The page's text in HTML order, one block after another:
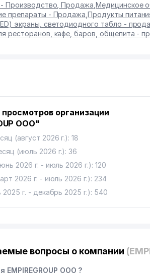
- Производство, Продажа ,Медицинское
препараты - Продажа ,Продукты
экраны, светодиодного табло -
ресторанов, кафе, баров, общепита -
организации
ООО"
(август 2026 г.): 18
(июль 2026 г.): 36
2026 г. - июль 2026 г.): 120
2026 г. - июль 2026 г.): 234
2025 г. - декабрь 2025 г.): 540
вопросы о компании
EMPIREGROUP ООО ?